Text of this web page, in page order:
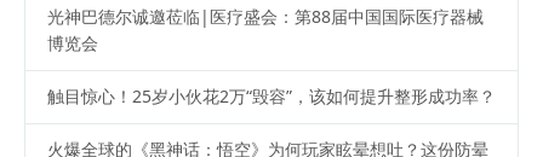
光神巴德尔诚邀莅临|医疗盛会：第88届中国国际医疗器械
博览会
触目惊心！25岁小伙花2万“毁容”，该如何提升整形成功率？
火爆全球的《黑神话：悟空》为何玩家眩晕想吐？这份防晕